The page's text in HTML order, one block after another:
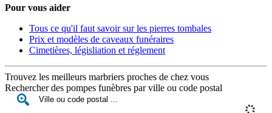
Pour vous aider
Tous ce qu'il faut savoir sur les pierres tombales
Prix et modèles de caveaux funéraires
Cimetières, législiation et réglement
Trouvez les meilleurs marbriers proches de chez vous
Rechercher des pompes funèbres par ville ou code postal